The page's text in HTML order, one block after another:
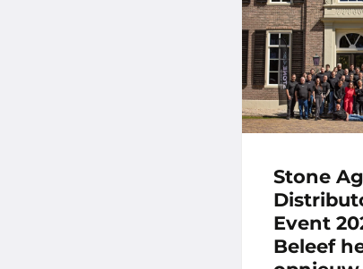
Stone
Event
Beleef